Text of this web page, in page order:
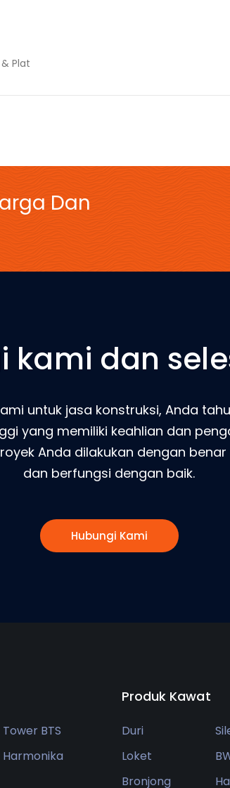
Plat
Dan
kami dan
untuk jasa konstruksi, Anda
yang memiliki keahlian dan
Anda dilakukan dengan benar
dan berfungsi dengan baik.
Hubungi Kami
Tower BTS
Harmonika
Produk Kawat
Duri
Loket
Bronjong